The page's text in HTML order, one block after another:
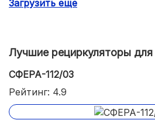
Внешний вид устроит не
Загрузить еще
Лучшие рециркуляторы
СФЕРА-112/03
Рейтинг: 4.9